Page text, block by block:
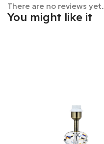
There are no reviews yet.
You might like it